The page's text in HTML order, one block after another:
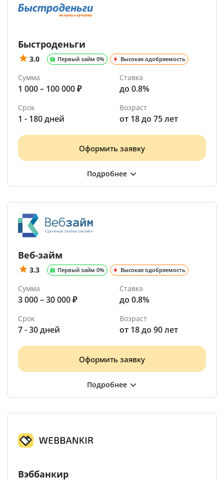
Быстроденьги
3.0 Первый займ 0% Высокая одобряемость
Сумма
1 000 – 100 000 ₽
Ставка
до 0.8%
Срок
1 - 180 дней
Возраст
от 18 до 75 лет
Оформить заявку
Веб-займ
3.3 Первый займ 0% Высокая одобряемость
Сумма
3 000 – 30 000 ₽
Ставка
до 0.8%
Срок
7 - 30 дней
Возраст
от 18 до 90 лет
Оформить заявку
Вэббанкир